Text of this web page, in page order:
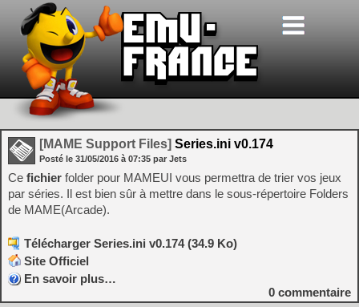
[MAME Support Files] Series.ini v0.174
Posté le 31/05/2016 à 07:35 par Jets
Ce fichier folder pour MAMEUI vous permettra de trier vos jeux
par séries. Il est bien sûr à mettre dans le sous-répertoire Folders
de MAME(Arcade).
Télécharger Series.ini v0.174 (34.9 Ko)
Site Officiel
En savoir plus…
0 commentaire